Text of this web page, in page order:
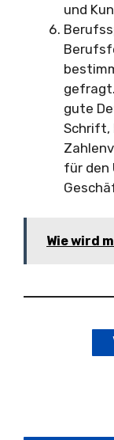
und
gute
Schrift,
für den
Wie wird